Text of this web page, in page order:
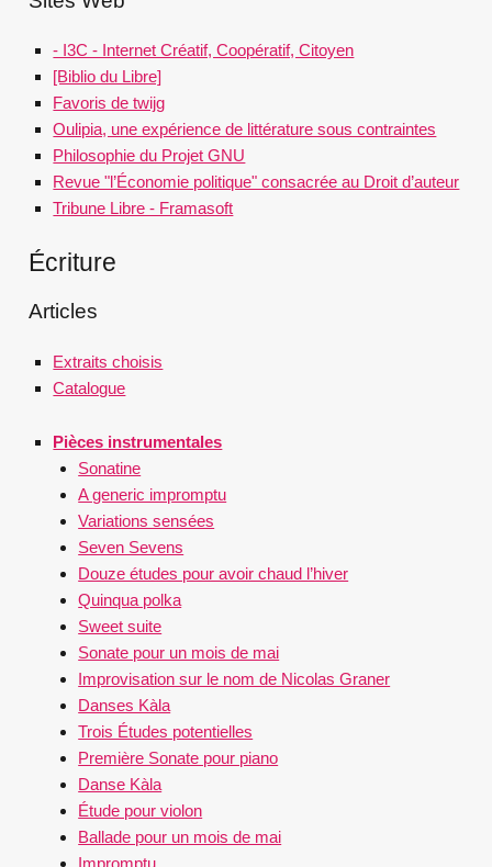
- I3C - Internet Créatif, Coopératif, Citoyen
[Biblio du Libre]
Favoris de twijg
Oulipia, une expérience de littérature sous contraintes
Philosophie du Projet GNU
Revue "l’Économie politique" consacrée au Droit d’auteur
Tribune Libre - Framasoft
Écriture
Articles
Extraits choisis
Catalogue
Pièces instrumentales
Sonatine
A generic impromptu
Variations sensées
Seven Sevens
Douze études pour avoir chaud l’hiver
Quinqua polka
Sweet suite
Sonate pour un mois de mai
Improvisation sur le nom de Nicolas Graner
Danses Kàla
Trois Études potentielles
Première Sonate pour piano
Danse Kàla
Étude pour violon
Ballade pour un mois de mai